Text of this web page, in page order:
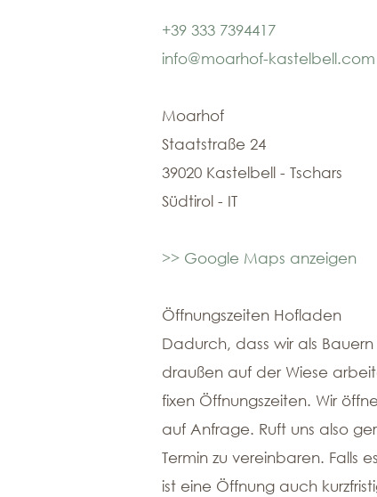
+39 333 7394417
info@moarhof-kastelbell.com
Moarhof
Staatstraße 24
39020 Kastelbell - Tschars
Südtirol - IT
>> Google Maps anzeigen
Öffnungszeiten Hofladen
Dadurch, dass wir als
draußen auf der Wiese
fixen Öffnungszeiten. Wir
auf Anfrage. Ruft uns also
Termin zu vereinbaren. Falls
ist eine Öffnung auch